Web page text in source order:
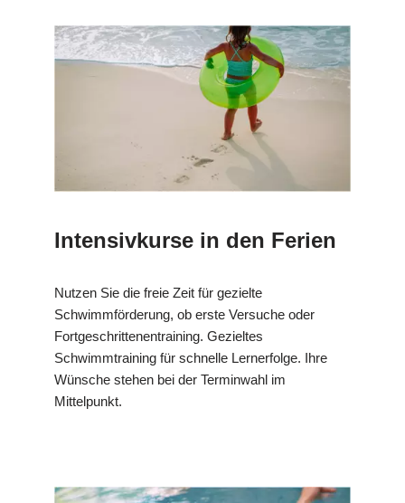
Intensivkurse in den Ferien
Nutzen Sie die freie Zeit für gezielte
Schwimmförderung, ob erste Versuche oder
Fortgeschrittenentraining. Gezieltes
Schwimmtraining für schnelle Lernerfolge. Ihre
Wünsche stehen bei der Terminwahl im
Mittelpunkt.